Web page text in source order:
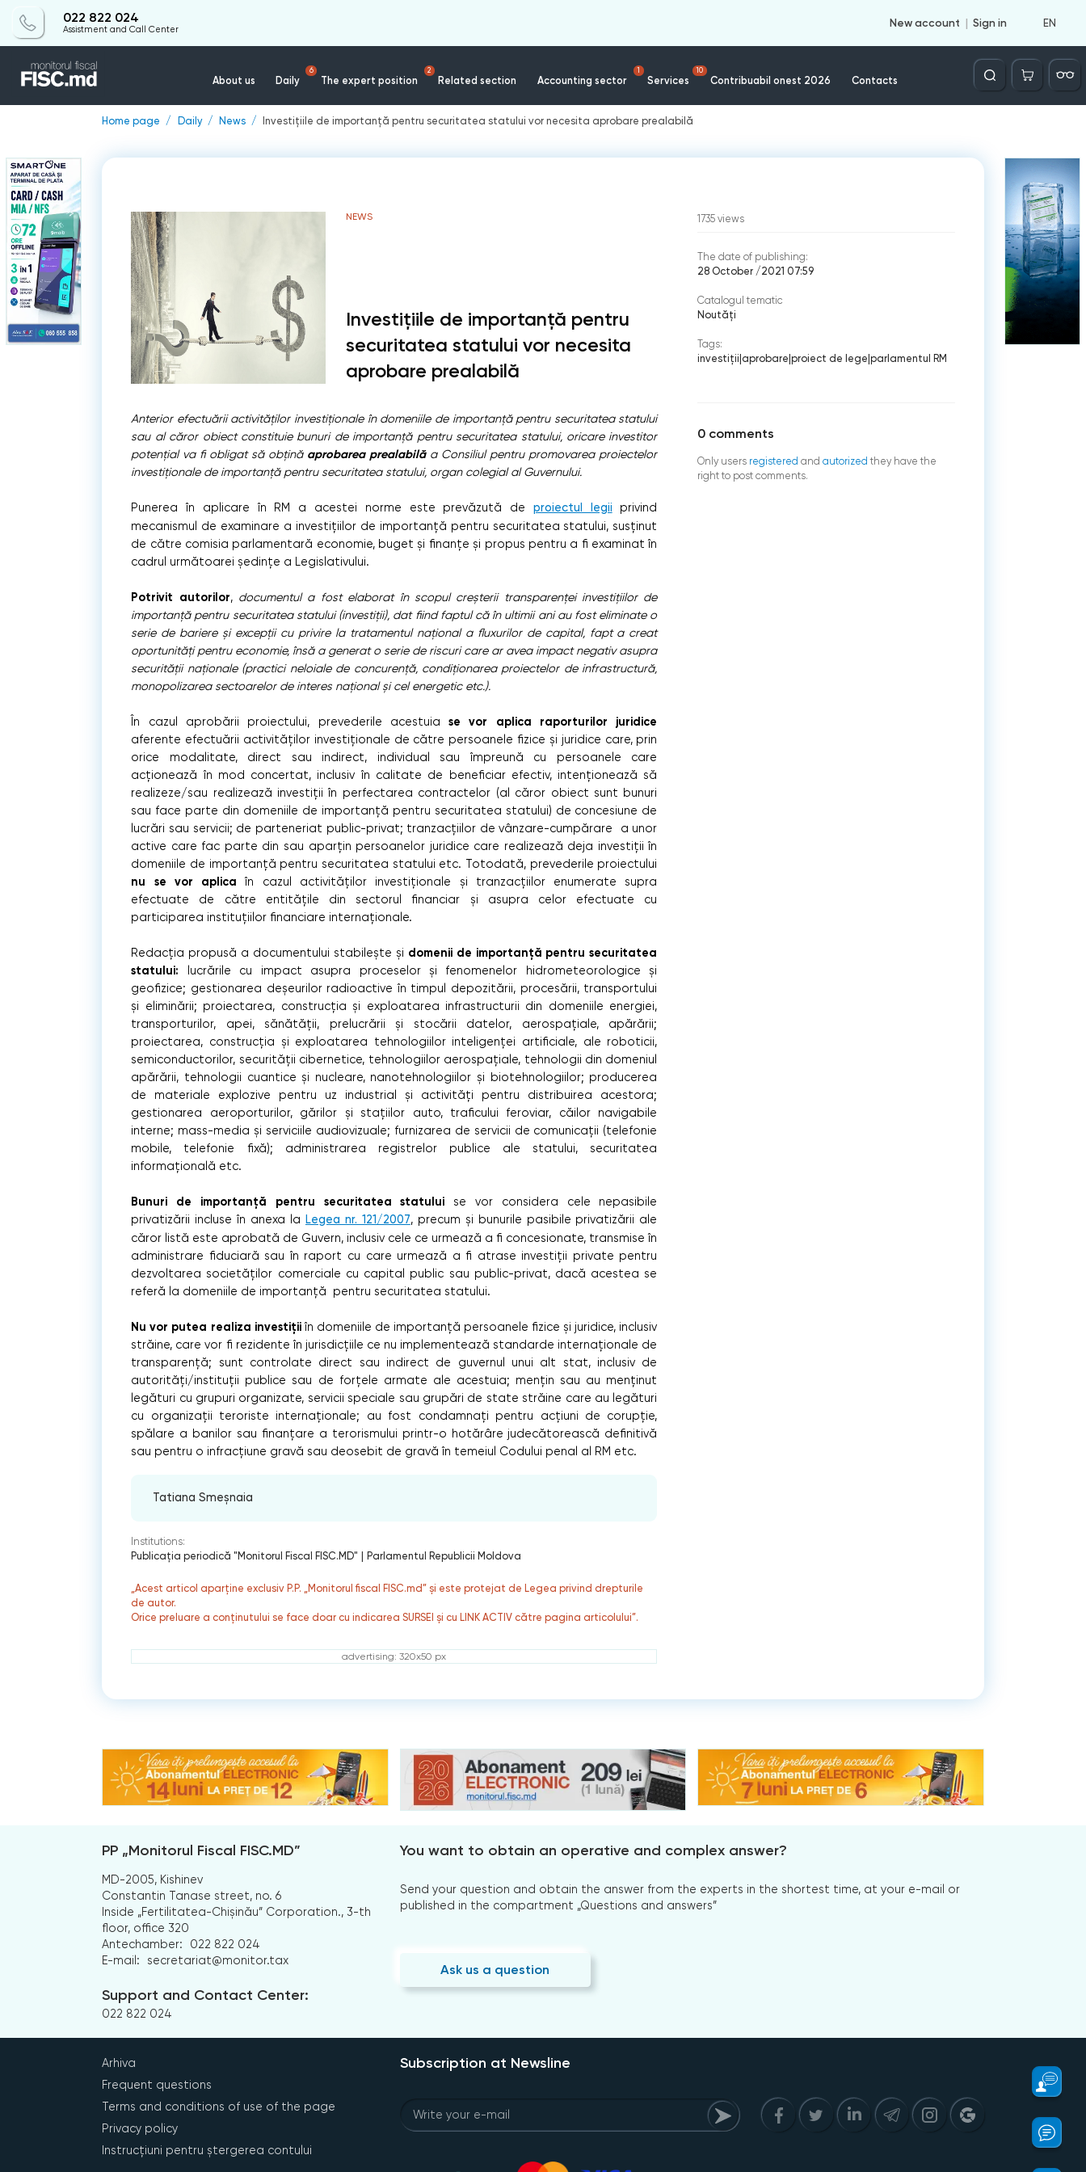
022 822 024
Assistment and Call Center
New account Sign in EN
About us Daily
6
The expert position
2
Related section Accounting sector
1
Services
10
Contribuabil onest 2026 Contacts
Căutare
Home page Daily News Investițiile de importanță pentru securitatea statului vor necesita aprobare prealabilă
NEWS
Investițiile de importanță pentru
securitatea statului vor necesita
aprobare prealabilă
Anterior efectuării activităților investiționale în domeniile de importanță pentru securitatea statului
sau al căror obiect constituie bunuri de importanță pentru securitatea statului, oricare investitor
potențial va fi obligat să obțină aprobarea prealabilăa Consiliul pentru promovarea proiectelor
investiționale de importanță pentru securitatea statului, organ colegial al Guvernului.
Punerea în aplicare în RM a acestei norme este prevăzută de proiectul legii privind
mecanismul de examinare a investițiilor de importanță pentru securitatea statului, susținut
de către comisia parlamentară economie, buget și finanțe și propus pentru a fi examinat în
cadrul următoarei ședințe a Legislativului.
Potrivit autorilor, documentul a fost elaborat în scopul creșterii transparenței investițiilor de
importanță pentru securitatea statului (investiții), dat fiind faptul că în ultimii ani au fost eliminate o
serie de bariere și excepții cu privire la tratamentul național a fluxurilor de capital, fapt a creat
oportunități pentru economie, însă a generat o serie de riscuri care ar avea impact negativ asupra
securității naționale (practici neloiale de concurență, condiționarea proiectelor de infrastructură,
monopolizarea sectoarelor de interes național și cel energetic etc.).
În cazul aprobării proiectului, prevederile acestuiase vor aplica raporturilor juridice
aferente efectuării activităților investiționale de către persoanele fizice și juridice care, prin
orice modalitate, direct sau indirect, individual sau împreună cu persoanele care
acționează în mod concertat, inclusiv în calitate de beneficiar efectiv, intenționează să
realizeze/sau realizează investiții în perfectarea contractelor (al căror obiect sunt bunuri
sau face parte din domeniile de importanță pentru securitatea statului) de concesiune de
lucrări sau servicii; de parteneriat public-privat; tranzacțiilor de vânzare-cumpărare a unor
active care fac parte din sau aparțin persoanelor juridice care realizează deja investiții în
domeniile de importanță pentru securitatea statului etc. Totodată, prevederile proiectului
nu se vor aplica în cazul activităților investiționale și tranzacțiilor enumerate supra
efectuate de către entitățile din sectorul financiar și asupra celor efectuate cu
participarea instituțiilor financiare internaționale.
Redacția propusă a documentului stabilește și domenii de importanță pentru securitatea
statului: lucrările cu impact asupra proceselor și fenomenelor hidrometeorologice și
geofizice; gestionarea deșeurilor radioactive în timpul depozitării, procesării, transportului
și eliminării; proiectarea, construcția și exploatarea infrastructurii din domeniile energiei,
transporturilor, apei, sănătății, prelucrării și stocării datelor, aerospațiale, apărării;
proiectarea, construcția și exploatarea tehnologiilor inteligenței artificiale, ale roboticii,
semiconductorilor, securității cibernetice, tehnologiilor aerospațiale, tehnologii din domeniul
apărării, tehnologii cuantice și nucleare, nanotehnologiilor și biotehnologiilor; producerea
de materiale explozive pentru uz industrial și activități pentru distribuirea acestora;
gestionarea aeroporturilor, gărilor și stațiilor auto, traficului feroviar, căilor navigabile
interne; mass-media și serviciile audiovizuale; furnizarea de servicii de comunicații (telefonie
mobile, telefonie fixă); administrarea registrelor publice ale statului, securitatea
informațională etc.
Bunuri de importanță pentru securitatea statului se vor considera cele nepasibile
privatizării incluse în anexa la Legea nr. 121/2007, precum și bunurile pasibile privatizării ale
căror listă este aprobată de Guvern, inclusiv cele ce urmează a fi concesionate, transmise în
administrare fiduciară sau în raport cu care urmează a fi atrase investiţii private pentru
dezvoltarea societăţilor comerciale cu capital public sau public-privat, dacă acestea se
referă la domeniile de importanță pentru securitatea statului.
Nu vor putea realiza investițiiîn domeniile de importanță persoanele fizice și juridice, inclusiv
străine, care vor fi rezidente în jurisdicțiile ce nu implementează standarde internaționale de
transparență; sunt controlate direct sau indirect de guvernul unui alt stat, inclusiv de
autorități/instituții publice sau de forțele armate ale acestuia; mențin sau au menținut
legături cu grupuri organizate, servicii speciale sau grupări de state străine care au legături
cu organizații teroriste internaționale; au fost condamnați pentru acțiuni de corupție,
spălare a banilor sau finanțare a terorismului printr-o hotărâre judecătorească definitivă
sau pentru o infracțiune gravă sau deosebit de gravă în temeiul Codului penal al RM etc.
Tatiana Smeșnaia
Institutions:
Publicaţia periodică "Monitorul Fiscal FISC.MD" | Parlamentul Republicii Moldova
„Acest articol aparține exclusiv P.P. „Monitorul fiscal FISC.md” și este protejat de Legea privind drepturile
de autor.
Orice preluare a conținutului se face doar cu indicarea SURSEI și cu LINK ACTIV către pagina articolului”.
advertising: 320x50 px
1735 views
The date of publishing:
28 October /2021 07:59
Catalogul tematic
Noutăți
Tags:
investiţii aprobare proiect de lege parlamentul RM
0 comments
Only users registered and autorized they have the
right to post comments.
PP „Monitorul Fiscal FISC.MD”
MD-2005, Kishinev
Constantin Tanase street, no. 6
Inside „Fertilitatea-Chișinău” Corporation., 3-th
floor, office 320
Antechamber:
022 822 024
E-mail:
secretariat@monitor.tax
Support and Contact Center:
022 822 024
You want to obtain an operative and complex answer?
Send your question and obtain the answer from the experts in the shortest time, at your e-mail or
published in the compartment „Questions and answers”
Ask us a question
Arhiva
Frequent questions
Terms and conditions of use of the page
Privacy policy
Instrucțiuni pentru ștergerea contului
Subscription at Newsline